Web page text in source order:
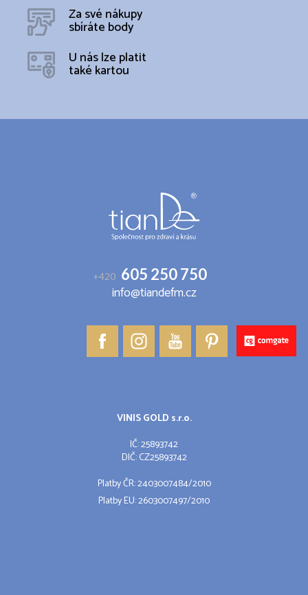
Za své nákupy
sbíráte body
U nás lze platit
také kartou
Z
+420 605 250 750
info@tiandefm.cz
VINIS GOLD s.r.o.
IČ: 25893742
DIČ: CZ25893742
Platby ČR: 2403007484/2010
Platby EU: 2603007497/2010